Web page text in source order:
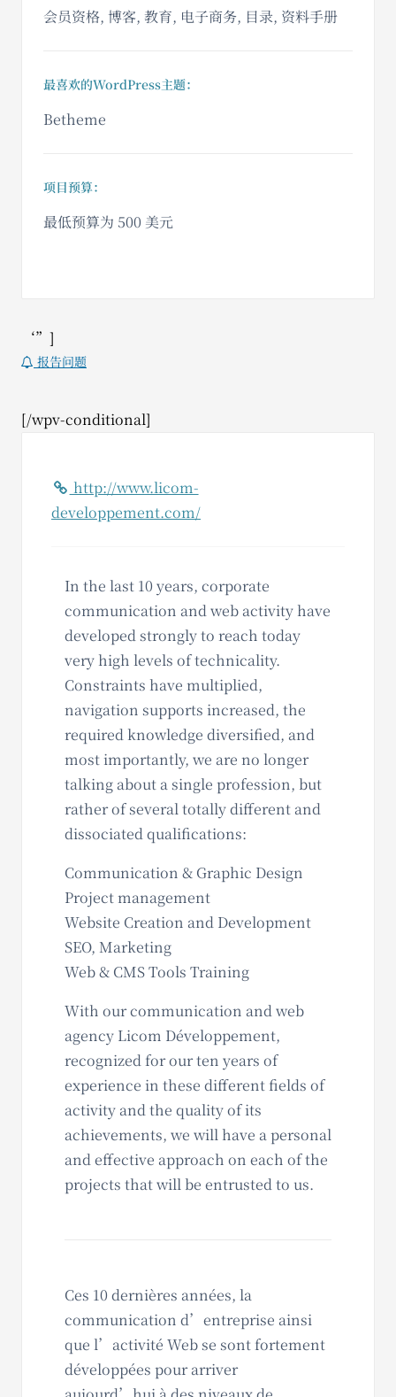
会员资格, 博客, 教育, 电子商务, 目录, 资料手册
最喜欢的WordPress主题：
Betheme
项目预算：
最低预算为 500 美元
‘”]
报告问题
[/wpv-conditional]
http://www.licom-
developpement.com/
In the last 10 years, corporate
communication and web activity have
developed strongly to reach today
very high levels of technicality.
Constraints have multiplied,
navigation supports increased, the
required knowledge diversified, and
most importantly, we are no longer
talking about a single profession, but
rather of several totally different and
dissociated qualifications:
Communication & Graphic Design
Project management
Website Creation and Development
SEO, Marketing
Web & CMS Tools Training
With our communication and web
agency Licom Développement,
recognized for our ten years of
experience in these different fields of
activity and the quality of its
achievements, we will have a personal
and effective approach on each of the
projects that will be entrusted to us.
Ces 10 dernières années, la
communication d’entreprise ainsi
que l’activité Web se sont fortement
développées pour arriver